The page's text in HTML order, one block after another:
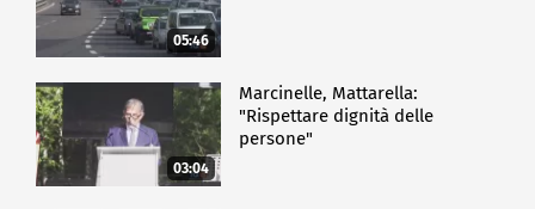
05:46
03:04
Marcinelle, Mattarella:
"Rispettare dignità delle
persone"